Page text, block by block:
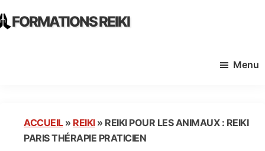
to
to FORMATIONS REIKI
France
Menu
ACCUEIL» REIKI» REIKI POUR LES ANIMAUX : REIKI
PARIS THÉRAPIE PRATICIEN